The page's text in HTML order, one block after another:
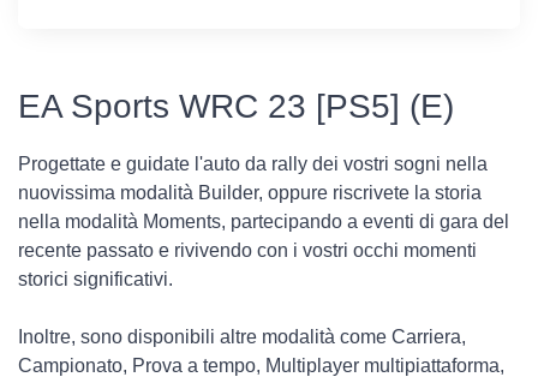
EA Sports WRC 23 [PS5] (E)
Progettate e guidate l'auto da rally dei vostri sogni nella
nuovissima modalità Builder, oppure riscrivete la storia
nella modalità Moments, partecipando a eventi di gara del
recente passato e rivivendo con i vostri occhi momenti
storici significativi.
Inoltre, sono disponibili altre modalità come Carriera,
Campionato, Prova a tempo, Multiplayer multipiattaforma,